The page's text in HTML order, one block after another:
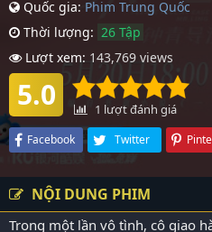
Quốc gia: Phim Trung Quốc
Thời lượng: 26 Tập
Lượt xem: 143,769 views
5.0 1 lượt đánh giá
Facebook Twitter
NỘI DUNG PHIM
Trong một lần vô tình, cô giao